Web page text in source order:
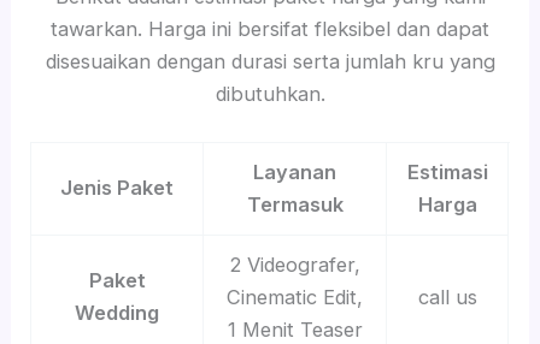
tawarkan. Harga ini bersifat fleksibel dan dapat
disesuaikan dengan durasi serta jumlah kru yang
dibutuhkan.
Jenis Paket
Layanan
Termasuk
Estimasi
Harga
Paket
Wedding
2 Videografer,
Cinematic Edit,
1 Menit Teaser
call us